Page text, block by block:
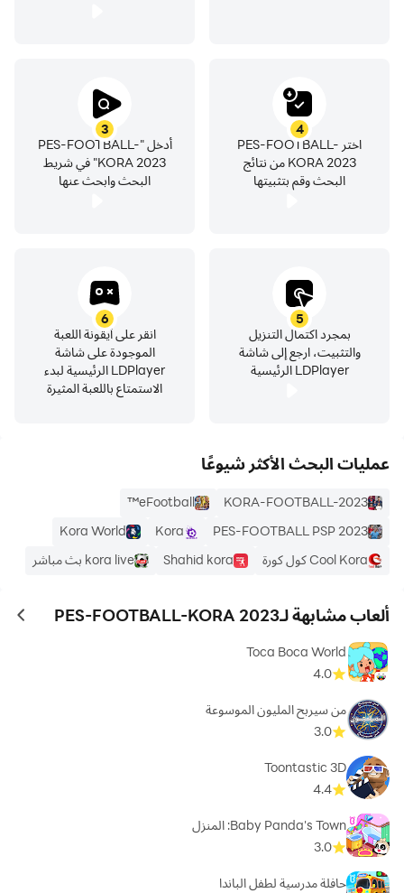
3
أدخل "PES-FOOTBALL-
KORA 2023" في شريط
البحث وابحث عنها
4
اختر PES-FOOTBALL-
KORA 2023 من نتائج
البحث وقم بتثبيتها
5
بمجرد اكتمال التنزيل
والتثبيت، ارجع إلى شاشة
LDPlayer الرئيسية
6
انقر على أيقونة اللعبة
الموجودة على شاشة
LDPlayer الرئيسية لبدء
الاستمتاع باللعبة المثيرة
عمليات البحث الأكثر شيوعًا
KORA-FOOTBALL-2023
eFootball™
PES-FOOTBALL PSP 2023
Kora
Kora World
Cool Kora كول كورة
Shahid kora kora live بث مباشر
ألعاب مشابهة لـPES-FOOTBALL-KORA 2023
Toca Boca World
4.0
من سيربح المليون الموسوعة
3.0
Toontastic 3D
4.4
Baby Panda's Town: المنزل
3.0
حافلة مدرسية لطفل الباندا